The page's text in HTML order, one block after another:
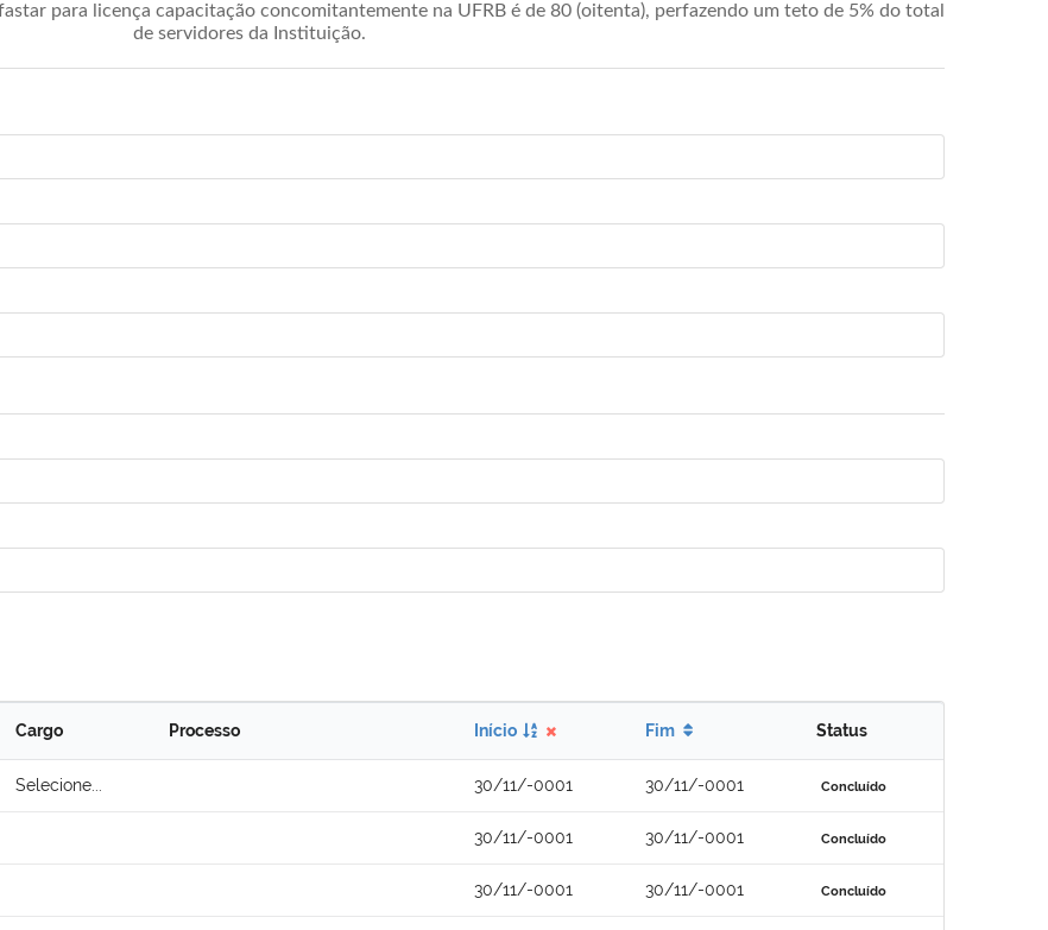
para licença capacitação concomitantemente na UFRB é de 80 (oitenta), perfazendo um teto de 5% do total
de servidores da Instituição.
Cargo Processo Início Fim Status
Selecione... 30/11/-0001 30/11/-0001 Concluído
30/11/-0001 30/11/-0001 Concluído
30/11/-0001 30/11/-0001 Concluído